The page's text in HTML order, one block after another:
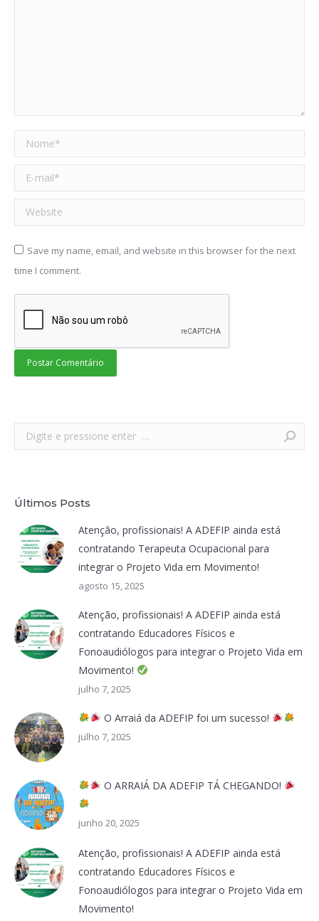
Nome *
E-mail *
Website
Save my name, email, and website in this browser for the next
time I comment.
Postar Comentário
Search:
Últimos Posts
Atenção, profissionais! A ADEFIP ainda está
contratando Terapeuta Ocupacional para
integrar o Projeto Vida em Movimento!
agosto 15, 2025
Atenção, profissionais! A ADEFIP ainda está
contratando Educadores Físicos e
Fonoaudiólogos para integrar o Projeto Vida em
Movimento!
julho 7, 2025
O Arraiá da ADEFIP foi um sucesso!
julho 7, 2025
O ARRAIÁ DA ADEFIP TÁ CHEGANDO!
junho 20, 2025
Atenção, profissionais! A ADEFIP ainda está
contratando Educadores Físicos e
Fonoaudiólogos para integrar o Projeto Vida em
Movimento!